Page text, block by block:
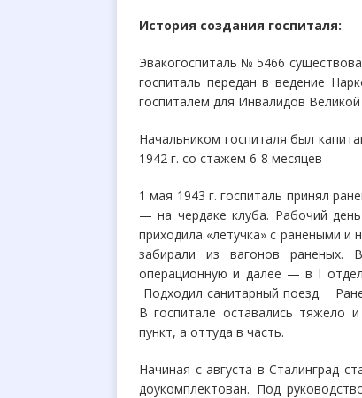
История создания госпиталя:
Эвакогоспиталь № 5466
госпиталь передан в ведение
госпиталем для Инвалидов
Начальником госпиталя был
1942 г. со стажем 6-8 месяцев
1 мая 1943 г. госпиталь принял
— на чердаке клуба. Рабочий
приходила «летучка» с ранеными и
забирали из вагонов раненых.
операционную и далее — в I
Подходил санитарный поезд.
В госпитале оставались тяжело
пункт, а оттуда в часть.
Начиная с августа в Сталинград
доукомплектован. Под